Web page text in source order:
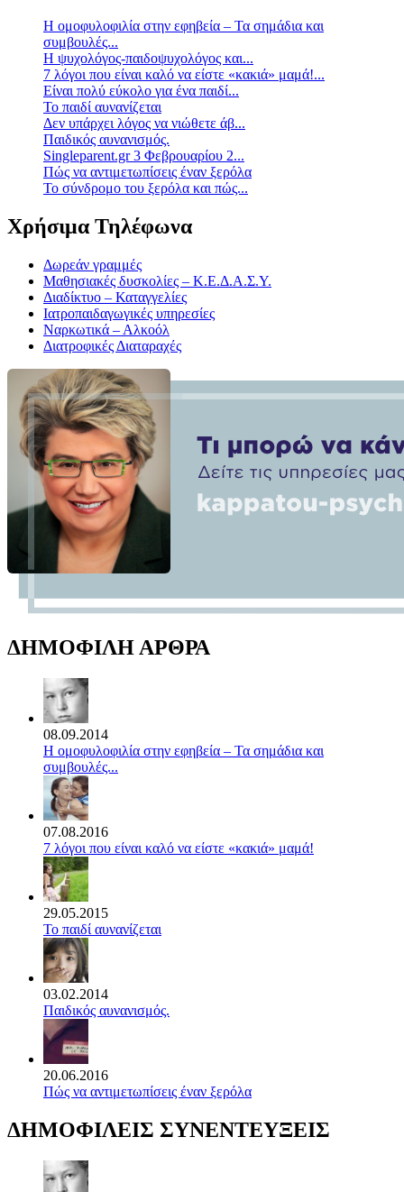
Η ομοφυλοφιλία στην εφηβεία – Τα σημάδια και
συμβουλές...
Η ψυχολόγος-παιδοψυχολόγος και...
7 λόγοι που είναι καλό να είστε «κακιά» μαμά!...
Είναι πολύ εύκολο για ένα παιδί...
Το παιδί αυνανίζεται
Δεν υπάρχει λόγος να νιώθετε άβ...
Παιδικός αυνανισμός.
Singleparent.gr 3 Φεβρουαρίου 2...
Πώς να αντιμετωπίσεις έναν ξερόλα
Το σύνδρομο του ξερόλα και πώς...
Χρήσιμα Τηλέφωνα
Δωρεάν γραμμές
Μαθησιακές δυσκολίες – Κ.Ε.Δ.Α.Σ.Υ.
Διαδίκτυο – Καταγγελίες
Ιατροπαιδαγωγικές υπηρεσίες
Ναρκωτικά – Αλκοόλ
Διατροφικές Διαταραχές
ΔΗΜΟΦΙΛΗ ΑΡΘΡΑ
08.09.2014
Η ομοφυλοφιλία στην εφηβεία – Τα σημάδια και
συμβουλές...
07.08.2016
7 λόγοι που είναι καλό να είστε «κακιά» μαμά!
29.05.2015
Το παιδί αυνανίζεται
03.02.2014
Παιδικός αυνανισμός.
20.06.2016
Πώς να αντιμετωπίσεις έναν ξερόλα
ΔΗΜΟΦΙΛΕΙΣ ΣΥΝΕΝΤΕΥΞΕΙΣ